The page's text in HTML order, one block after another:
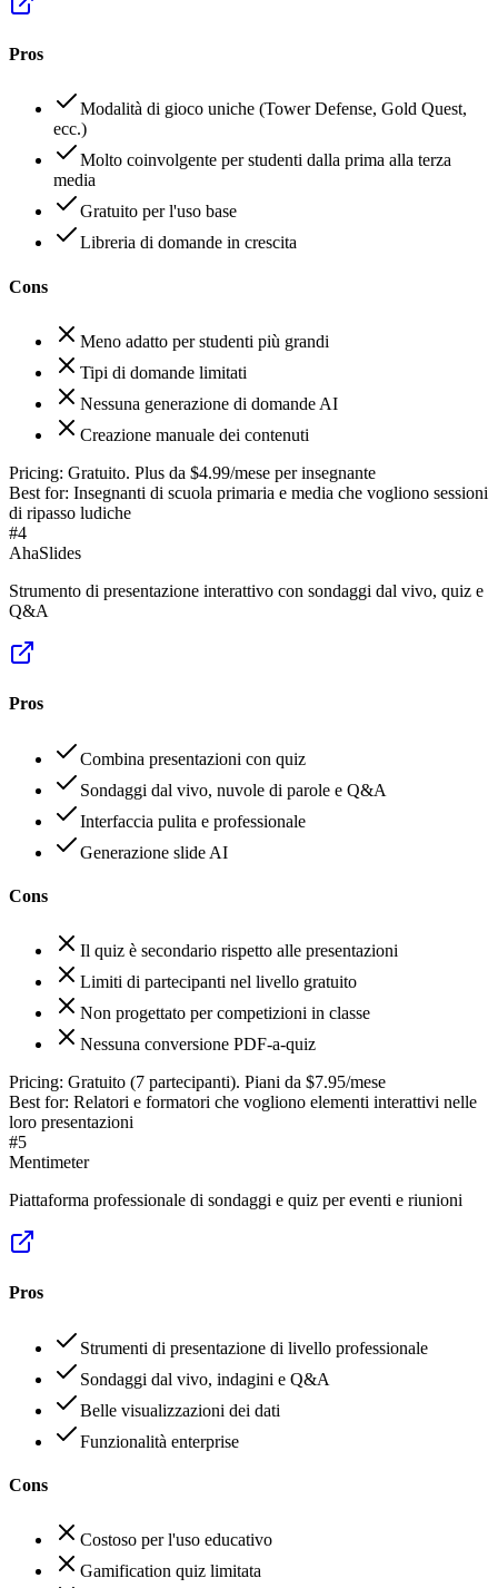
Pros
Modalità di gioco uniche (Tower Defense, Gold Quest,
ecc.)
Molto coinvolgente per studenti dalla prima alla terza
media
Gratuito per l'uso base
Libreria di domande in crescita
Cons
Meno adatto per studenti più grandi
Tipi di domande limitati
Nessuna generazione di domande AI
Creazione manuale dei contenuti
Pricing: Gratuito. Plus da $4.99/mese per insegnante
Best for: Insegnanti di scuola primaria e media che vogliono sessioni
di ripasso ludiche
#4
AhaSlides
Strumento di presentazione interattivo con sondaggi dal vivo, quiz e
Q&A
Pros
Combina presentazioni con quiz
Sondaggi dal vivo, nuvole di parole e Q&A
Interfaccia pulita e professionale
Generazione slide AI
Cons
Il quiz è secondario rispetto alle presentazioni
Limiti di partecipanti nel livello gratuito
Non progettato per competizioni in classe
Nessuna conversione PDF-a-quiz
Pricing: Gratuito (7 partecipanti). Piani da $7.95/mese
Best for: Relatori e formatori che vogliono elementi interattivi nelle
loro presentazioni
#5
Mentimeter
Piattaforma professionale di sondaggi e quiz per eventi e riunioni
Pros
Strumenti di presentazione di livello professionale
Sondaggi dal vivo, indagini e Q&A
Belle visualizzazioni dei dati
Funzionalità enterprise
Cons
Costoso per l'uso educativo
Gamification quiz limitata